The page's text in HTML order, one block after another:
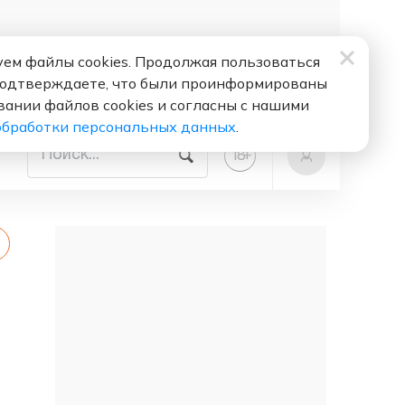
18+
файлы cookies. Продолжая пользоваться
что были проинформированы
файлов cookies и согласны с нашими
персональных данных.